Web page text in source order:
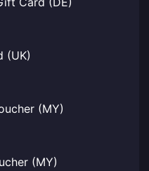
(UK)
(MY)
(MY)